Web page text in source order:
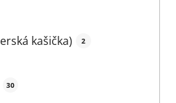
kašička) 2
30